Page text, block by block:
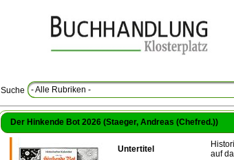
Suche - Alle Rubriken -
Der Hinkende Bot 2026 (Staeger, Andreas (Chefred.))
Untertitel
auf